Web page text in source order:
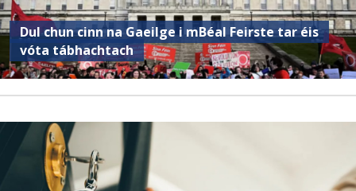
Dul chun cinn na Gaeilge i mBéal Feirste tar éis
vóta tábhachtach